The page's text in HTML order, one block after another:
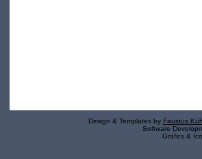
Design & Templates by Faustus
Software
Grafics &